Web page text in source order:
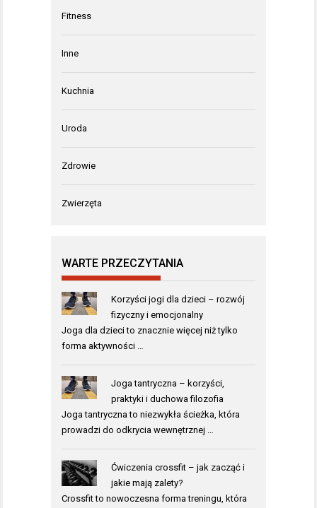
Fitness
Inne
Kuchnia
Uroda
Zdrowie
Zwierzęta
WARTE PRZECZYTANIA
Korzyści jogi dla dzieci – rozwój
fizyczny i emocjonalny
Joga dla dzieci to znacznie więcej niż tylko
forma aktywności …
Joga tantryczna – korzyści,
praktyki i duchowa filozofia
Joga tantryczna to niezwykła ścieżka, która
prowadzi do odkrycia wewnętrznej …
Ćwiczenia crossfit – jak zacząć i
jakie mają zalety?
Crossfit to nowoczesna forma treningu, która